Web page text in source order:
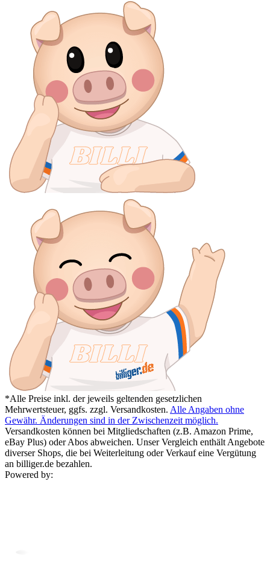
*Alle Preise inkl. der jeweils geltenden gesetzlichen
Mehrwertsteuer, ggfs. zzgl. Versandkosten. Alle Angaben ohne
Gewähr. Änderungen sind in der Zwischenzeit möglich.
Versandkosten können bei Mitgliedschaften (z.B. Amazon Prime,
eBay Plus) oder Abos abweichen. Unser Vergleich enthält Angebote
diverser Shops, die bei Weiterleitung oder Verkauf eine Vergütung
an billiger.de bezahlen.
Powered by: